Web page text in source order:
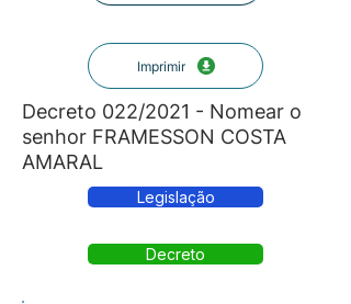
Imprimir
Decreto 022/2021 - Nomear o
senhor FRAMESSON COSTA
AMARAL
Legislação
Decreto